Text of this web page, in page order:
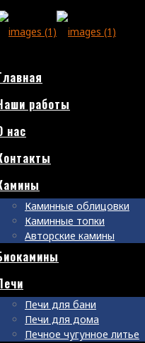
работы
нас
Каминные облицовки
Каминные топки
Авторские камины
Печи для бани
Печи для дома
Печное чугунное литье